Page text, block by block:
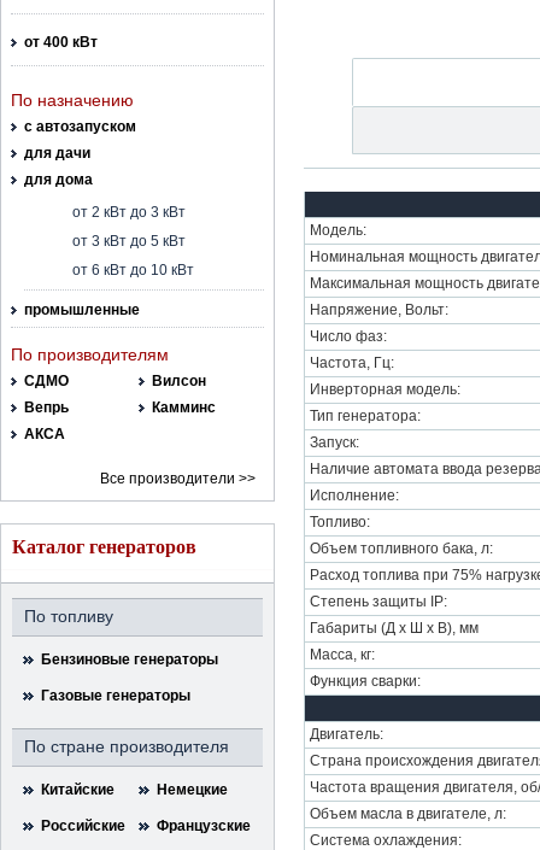
от 400 кВт
По назначению
с автозапуском
для дачи
для дома
от 2 кВт до 3 кВт
от 3 кВт до 5 кВт
от 6 кВт до 10 кВт
промышленные
По производителям
СДМО
Вилсон
Вепрь
Камминс
АКСА
Все производители >>
Каталог генераторов
По топливу
Бензиновые генераторы
Газовые генераторы
По стране производителя
Китайские Немецкие
Российские Французские
Модель:
Номинальная мощность
Максимальная мощность
Напряжение, Вольт:
Число фаз:
Частота, Гц:
Инверторная модель:
Тип генератора:
Запуск:
Наличие автомата ввода
Исполнение:
Топливо:
Объем топливного бака, л:
Расход топлива при 75%
Степень защиты IP:
Габариты (Д х Ш х В), мм
Масса, кг:
Функция сварки:
Двигатель:
Страна происхождения
Частота вращения двигателя,
Объем масла в двигателе, л:
Система охлаждения: